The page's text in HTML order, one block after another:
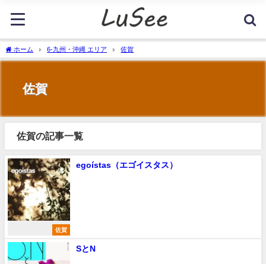
ホーム 6-九州・沖縄 エリア 佐賀
佐賀
佐賀の記事一覧
佐賀
egoístas（エゴイスタス）
SとN